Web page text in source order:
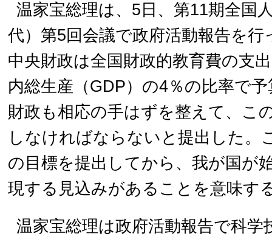
温家宝総理は、5日、第11期全国
代）第5回会議で政府活動報告を行
中央財政は全国財政的教育費の支
内総生産（GDP）の4％の比率で
財政も相応の手はずを整えて、こ
しなければならないと提出した。
の目標を提出してから、我が国が
現する見込みがあることを意味す
温家宝総理は政府活動報告で科学